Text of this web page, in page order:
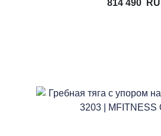
814 490